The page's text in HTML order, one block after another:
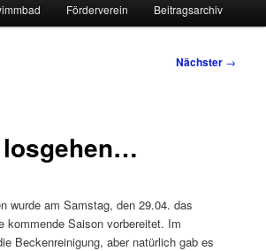
Förderverein Beitragsarchiv
Nächster →
losgehen…
wurde am Samstag, den 29.04. das
kommende Saison vorbereitet. Im
Beckenreinigung, aber natürlich gab es